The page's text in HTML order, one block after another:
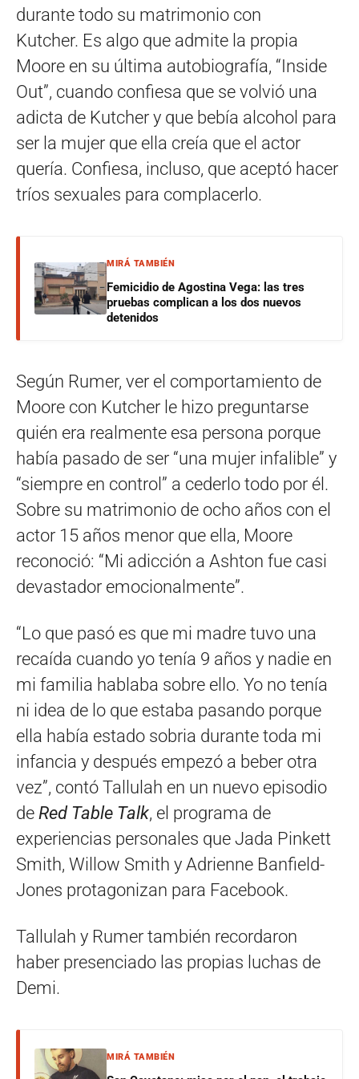
durante todo su matrimonio con
Kutcher. Es algo que admite la propia
Moore en su última autobiografía, “Inside
Out”, cuando confiesa que se volvió una
adicta de Kutcher y que bebía alcohol para
ser la mujer que ella creía que el actor
quería. Confiesa, incluso, que aceptó hacer
tríos sexuales para complacerlo.
MIRÁ TAMBIÉN
Femicidio de Agostina Vega: las tres
pruebas complican a los dos nuevos
detenidos
Según Rumer, ver el comportamiento de
Moore con Kutcher le hizo preguntarse
quién era realmente esa persona porque
había pasado de ser “una mujer infalible” y
“siempre en control” a cederlo todo por él.
Sobre su matrimonio de ocho años con el
actor 15 años menor que ella, Moore
reconoció: “Mi adicción a Ashton fue casi
devastador emocionalmente”.
“Lo que pasó es que mi madre tuvo una
recaída cuando yo tenía 9 años y nadie en
mi familia hablaba sobre ello. Yo no tenía
ni idea de lo que estaba pasando porque
ella había estado sobria durante toda mi
infancia y después empezó a beber otra
vez”, contó Tallulah en un nuevo episodio
de Red Table Talk, el programa de
experiencias personales que Jada Pinkett
Smith, Willow Smith y Adrienne Banfield-
Jones protagonizan para Facebook.
Tallulah y Rumer también recordaron
haber presenciado las propias luchas de
Demi.
MIRÁ TAMBIÉN